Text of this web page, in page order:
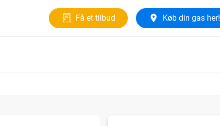
Få et tilbud Køb din gas her!